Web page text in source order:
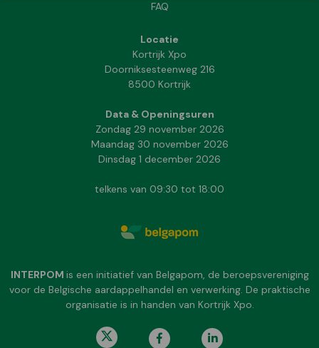
FAQ
Locatie
Kortrijk Xpo
Doorniksesteenweg 216
8500 Kortrijk
Data & Openingsuren
Zondag 29 november 2026
Maandag 30 november 2026
Dinsdag 1 december 2026
telkens van 09:30 tot 18:00
INTERPOM is een initiatief van Belgapom, de beroepsvereniging
voor de Belgische aardappelhandel en verwerking. De praktische
organisatie is in handen van Kortrijk Xpo.